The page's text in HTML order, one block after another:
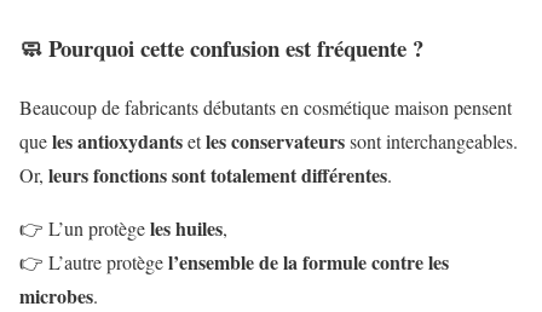
🧼 Pourquoi cette confusion est fréquente ?
Beaucoup de fabricants débutants en cosmétique maison pensent
queles antioxydantsetles conservateurssont interchangeables.
Or, leurs fonctions sont totalement différentes.
👉 L’un protègeles huiles,
👉 L’autre protègel’ensemble de la formule contre les
microbes.